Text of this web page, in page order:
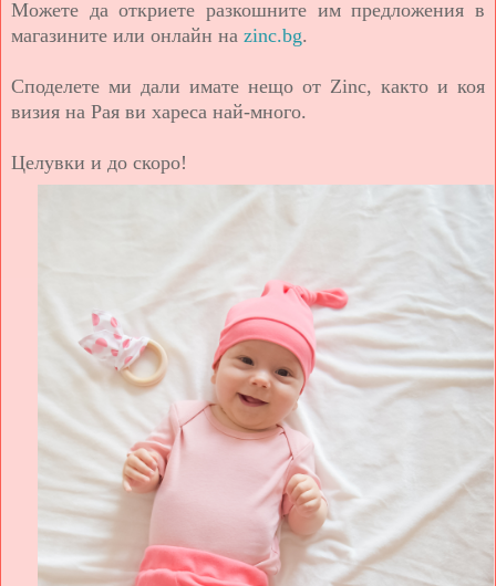
Можете да откриете разкошните им предложения в
магазините или онлайн на zinc.bg.
Споделете ми дали имате нещо от Zinc, както и коя
визия на Рая ви хареса най-много.
Целувки и до скоро!